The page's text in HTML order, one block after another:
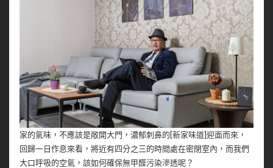
家的氣味，不應該是敞開大門，濃郁刺鼻的[新家味道]迎面而來，
回歸一日作息來看，將近有四分之三的時間處在密閉室內，而我們
大口呼吸的空氣，該如何確保無甲醛污染滲透呢？